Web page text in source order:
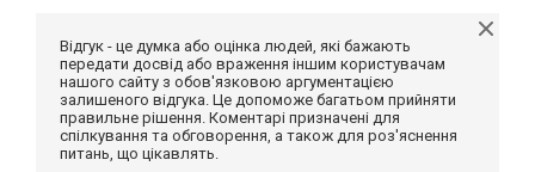
Відгук - це думка або оцінка людей, які бажають
передати досвід або враження іншим користувачам
нашого сайту з обов'язковою аргументацією
залишеного відгука. Це допоможе багатьом прийняти
правильне рішення. Коментарі призначені для
спілкування та обговорення, а також для роз'яснення
питань, що цікавлять.